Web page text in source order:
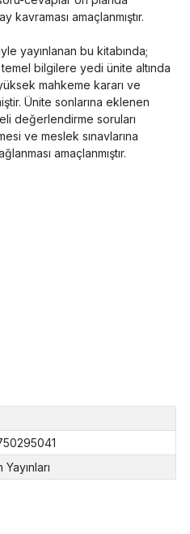
amaçlanmıştır.
yayınlanan bu kitabında;
bilgilere yedi ünite altında
mahkeme kararı ve
Ünite sonlarına eklenen
değerlendirme soruları
ve meslek sınavlarına
amaçlanmıştır.